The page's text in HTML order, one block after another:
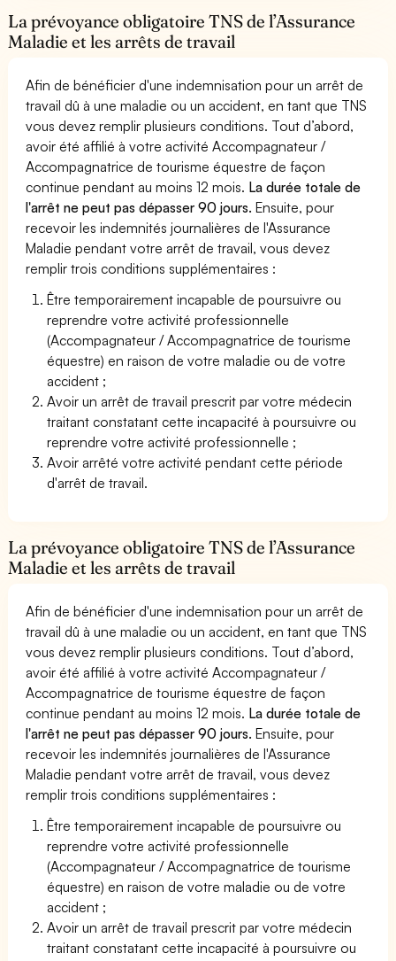
La prévoyance obligatoire TNS de l’Assurance
Maladie et les arrêts de travail
Afin de bénéficier d'une indemnisation pour un arrêt de
travail dû à une maladie ou un accident, en tant que TNS
vous devez remplir plusieurs conditions. Tout d’abord,
avoir été affilié à votre activité Accompagnateur /
Accompagnatrice de tourisme équestre de façon
continue pendant au moins 12 mois. La durée totale de
l'arrêt ne peut pas dépasser 90 jours. Ensuite, pour
recevoir les indemnités journalières de l'Assurance
Maladie pendant votre arrêt de travail, vous devez
remplir trois conditions supplémentaires :
Être temporairement incapable de poursuivre ou
reprendre votre activité professionnelle
(Accompagnateur / Accompagnatrice de tourisme
équestre) en raison de votre maladie ou de votre
accident ;
Avoir un arrêt de travail prescrit par votre médecin
traitant constatant cette incapacité à poursuivre ou
reprendre votre activité professionnelle ;
Avoir arrêté votre activité pendant cette période
d'arrêt de travail.
La prévoyance obligatoire TNS de l’Assurance
Maladie et les arrêts de travail
Afin de bénéficier d'une indemnisation pour un arrêt de
travail dû à une maladie ou un accident, en tant que TNS
vous devez remplir plusieurs conditions. Tout d’abord,
avoir été affilié à votre activité Accompagnateur /
Accompagnatrice de tourisme équestre de façon
continue pendant au moins 12 mois. La durée totale de
l'arrêt ne peut pas dépasser 90 jours. Ensuite, pour
recevoir les indemnités journalières de l'Assurance
Maladie pendant votre arrêt de travail, vous devez
remplir trois conditions supplémentaires :
Être temporairement incapable de poursuivre ou
reprendre votre activité professionnelle
(Accompagnateur / Accompagnatrice de tourisme
équestre) en raison de votre maladie ou de votre
accident ;
Avoir un arrêt de travail prescrit par votre médecin
traitant constatant cette incapacité à poursuivre ou